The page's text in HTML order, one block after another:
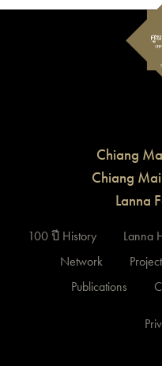
Chiang
Chiang
Lanna
100 ปี History Lanna
Network
Publications